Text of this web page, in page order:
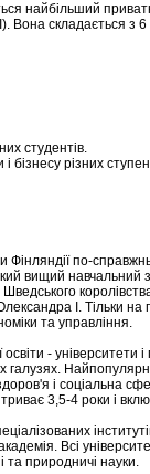
найбільший
складається з 6
студентів.
бізнесу різних
Фінляндії по-
вищий навчальний
I. Тільки на
та управління.
- університети і
і соціальна
3,5-4 роки і
Всі
та природничі науки.